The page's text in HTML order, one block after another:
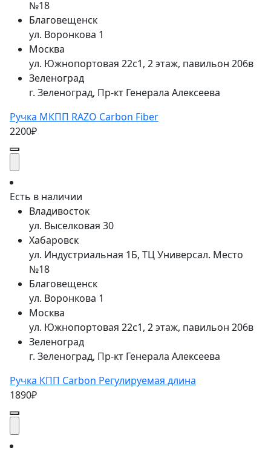
№18
Благовещенск
ул. Воронкова 1
Москва
ул. Южнопортовая 22с1, 2 этаж, павильон 206в
Зеленоград
г. Зеленоград, Пр-кт Генерала Алексеева
Ручка МКПП RAZO Carbon Fiber
2200₽
Есть в наличии
Владивосток
ул. Выселковая 30
Хабаровск
ул. Индустриальная 1Б, ТЦ Универсал. Место
№18
Благовещенск
ул. Воронкова 1
Москва
ул. Южнопортовая 22с1, 2 этаж, павильон 206в
Зеленоград
г. Зеленоград, Пр-кт Генерала Алексеева
Ручка КПП Carbon Регулируемая длина
1890₽